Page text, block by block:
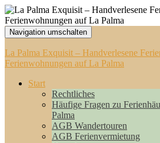
Navigation umschalten
La Palma Exquisit – Handverlesene
Ferienwohnungen auf La Palma
Start
Rechtliches
Häufige Fragen zu
Palma
AGB Wandertouren
AGB Ferienvermietung